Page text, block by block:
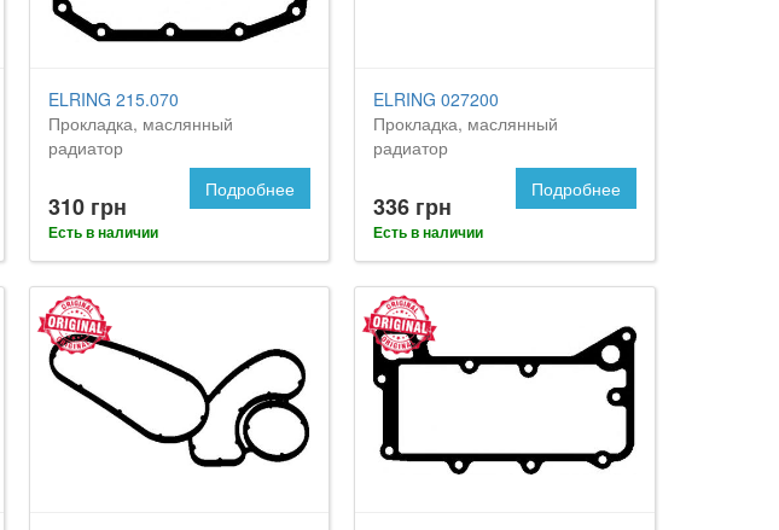
ELRING 215.070
Прокладка, маслянный
радиатор
310 грн
Есть в наличии
Подробнее
ELRING 027200
Прокладка, маслянный
радиатор
336 грн
Есть в наличии
Подробнее